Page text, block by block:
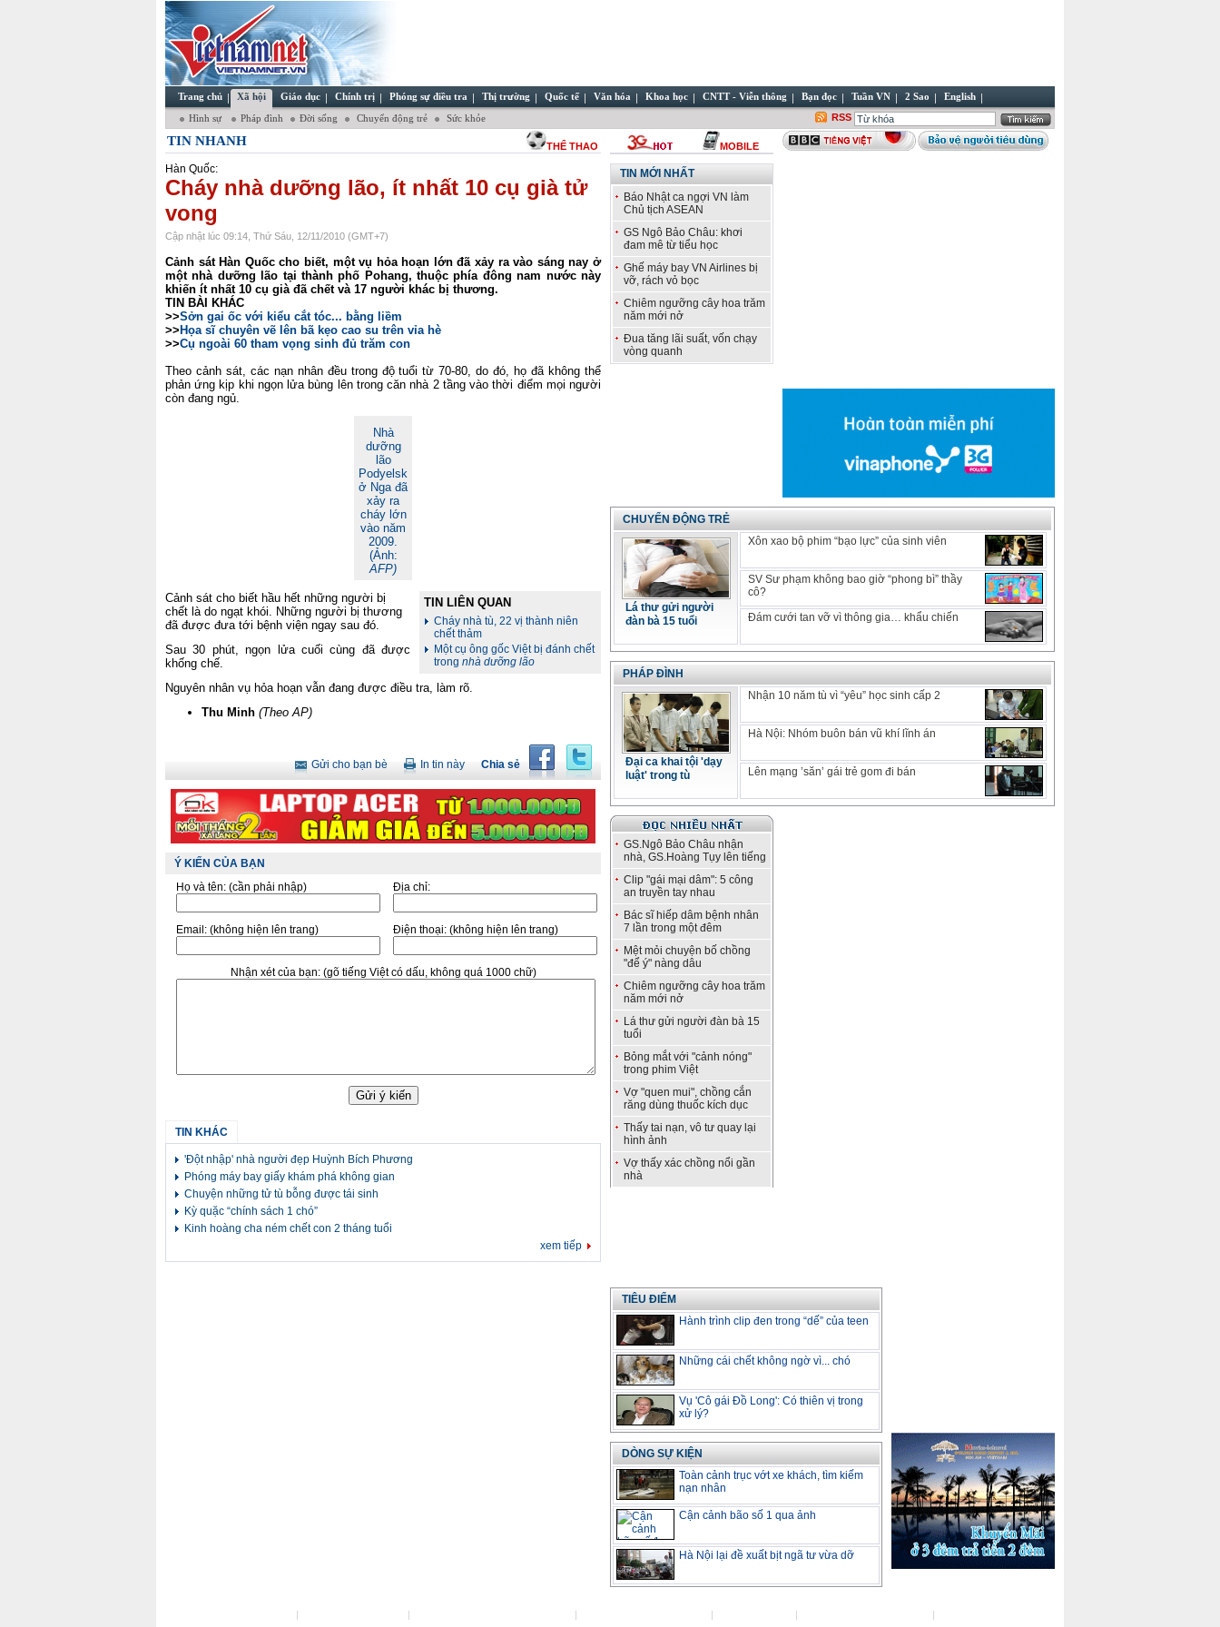
Trang chủ Xã hội Giáo dục Chính trị Phóng sự điều tra Thị trường Quốc tế Văn hóa Khoa học CNTT - Viễn thông Bạn đọc Tuần VN 2 Sao English
Hình sự Pháp đình Đời sống Chuyển động trẻ Sức khỏe RSS
TIN NHANH THỂ THAO MOBILE
Hàn Quốc:
Cháy nhà dưỡng lão, ít nhất 10 cụ già tử
vong
Cập nhật lúc 09:14, Thứ Sáu, 12/11/2010 (GMT+7)
Cảnh sát Hàn Quốc cho biết, một vụ hỏa hoạn lớn đã xảy ra vào sáng nay ở
một nhà dưỡng lão tại thành phố Pohang, thuộc phía đông nam nước này
khiến ít nhất 10 cụ già đã chết và 17 người khác bị thương.
TIN BÀI KHÁC
>>Sởn gai ốc với kiểu cắt tóc... bằng liềm
>> Họa sĩ chuyên vẽ lên bã kẹo cao su trên vỉa hè
>>Cụ ngoài 60 tham vọng sinh đủ trăm con
Theo cảnh sát, các nạn nhân đều trong độ tuổi từ 70-80, do đó, họ đã không thể
phản ứng kịp khi ngọn lửa bùng lên trong căn nhà 2 tầng vào thời điểm mọi người
còn đang ngủ.
Nhà
dưỡng
lão
Podyelsk
ở Nga đã
xảy ra
cháy lớn
vào năm
2009.
(Ảnh:
AFP)
TIN LIÊN QUAN
Cháy nhà tù, 22 vị thành niên
chết thảm
Một cụ ông gốc Việt bị đánh chết
trong nhà dưỡng lão
Cảnh sát cho biết hầu hết những người bị
chết là do ngạt khói. Những người bị thương
đã được đưa tới bệnh viện ngay sau đó.
Sau 30 phút, ngọn lửa cuối cùng đã được
khống chế.
Nguyên nhân vụ hỏa hoạn vẫn đang được điều tra, làm rõ.
Thu Minh (Theo AP)
Chia sẻ
In tin này
Gửi cho bạn bè
Ý KIẾN CỦA BẠN
Họ và tên: (cần phải nhập) Địa chỉ:
Email: (không hiện lên trang) Điện thoại: (không hiện lên trang)
Nhận xét của bạn: (gõ tiếng Việt có dấu, không quá 1000 chữ)
TIN KHÁC
'Đột nhập' nhà người đẹp Huỳnh Bích Phương
Phóng máy bay giấy khám phá không gian
Chuyện những tử tù bỗng được tái sinh
Kỳ quặc “chính sách 1 chó”
Kinh hoàng cha ném chết con 2 tháng tuổi
xem tiếp
TIN MỚI NHẤT
Báo Nhật ca ngợi VN làm
Chủ tịch ASEAN
GS Ngô Bảo Châu: khơi
đam mê từ tiểu học
Ghế máy bay VN Airlines bị
vỡ, rách vỏ bọc
Chiêm ngưỡng cây hoa trăm
năm mới nở
Đua tăng lãi suất, vốn chạy
vòng quanh
CHUYỂN ĐỘNG TRẺ
Lá thư gửi người
đàn bà 15 tuổi
Xôn xao bộ phim “bạo lực” của sinh viên
SV Sư phạm không bao giờ “phong bì” thầy
cô?
Đám cưới tan vỡ vì thông gia… khẩu chiến
PHÁP ĐÌNH
Đại ca khai tội 'dạy
luật' trong tù
Nhận 10 năm tù vì “yêu” học sinh cấp 2
Hà Nội: Nhóm buôn bán vũ khí lĩnh án
Lên mạng ’săn’ gái trẻ gom đi bán
GS.Ngô Bảo Châu nhận
nhà, GS.Hoàng Tụy lên tiếng
Clip "gái mại dâm": 5 công
an truyền tay nhau
Bác sĩ hiếp dâm bệnh nhân
7 lần trong một đêm
Mệt mỏi chuyện bố chồng
"để ý" nàng dâu
Chiêm ngưỡng cây hoa trăm
năm mới nở
Lá thư gửi người đàn bà 15
tuổi
Bỏng mắt với "cảnh nóng"
trong phim Việt
Vợ "quen mui", chồng cắn
răng dùng thuốc kích dục
Thấy tai nạn, vô tư quay lại
hình ảnh
Vợ thấy xác chồng nổi gần
nhà
TIÊU ĐIỂM
Hành trình clip đen trong “dế” của teen
Những cái chết không ngờ vì... chó
Vụ 'Cô gái Đồ Long': Có thiên vị trong
xử lý?
DÒNG SỰ KIỆN
Toàn cảnh trục vớt xe khách, tìm kiếm
nạn nhân
Cận cảnh bão số 1 qua ảnh
Hà Nội lại đề xuất bịt ngã tư vừa dỡ